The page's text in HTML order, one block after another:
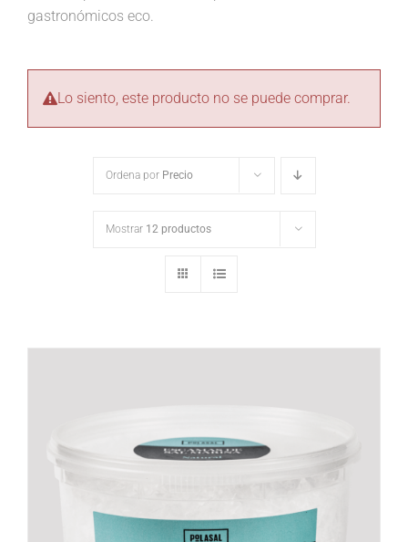
gastronómicos eco.
Lo siento, este producto no se puede comprar.
Ordena por Precio
Mostrar 12 productos